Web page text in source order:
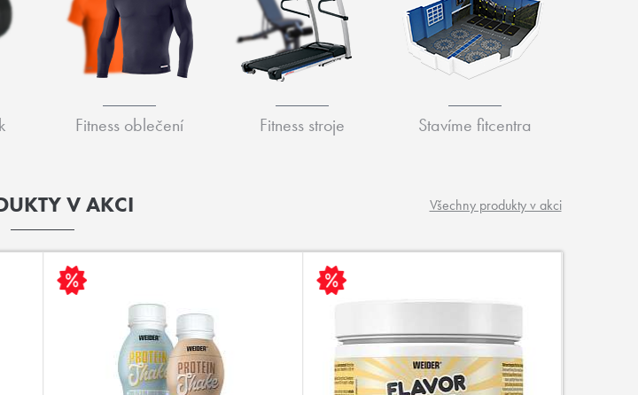
Fitness oblečení Fitness stroje Stavíme fitcentra
V AKCI Všechny produkty v akci